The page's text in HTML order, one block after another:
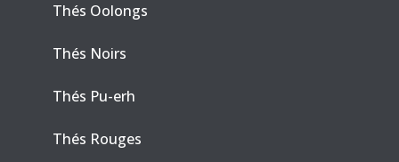
Thés Oolongs
Thés Noirs
Thés Pu-erh
Thés Rouges